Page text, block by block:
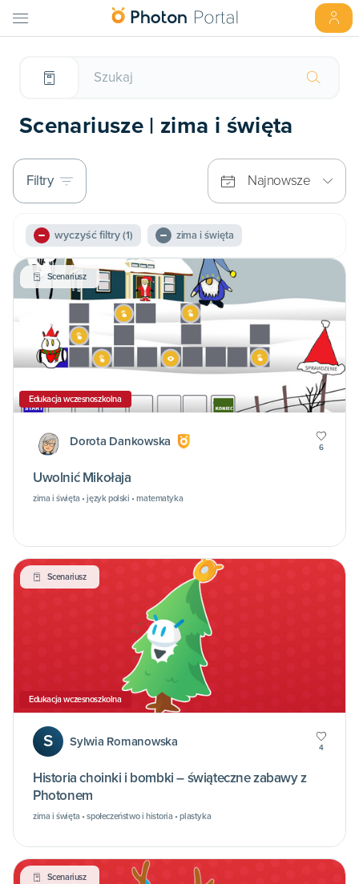
Scenariusze | zima i święta
Filtry Najnowsze
wyczyść filtry(1) zima i święta
Scenariusz
Edukacja wczesnoszkolna
Dorota Dankowska 6
Uwolnić Mikołaja
zima i święta • język polski • matematyka
Scenariusz
Edukacja wczesnoszkolna
S Sylwia Romanowska 4
Historia choinki i bombki – świąteczne zabawy z
Photonem
zima i święta • społeczeństwo i historia • plastyka
Scenariusz